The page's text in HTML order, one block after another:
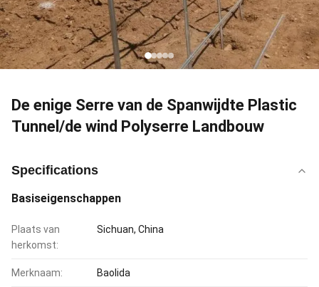
De enige Serre van de Spanwijdte Plastic
Tunnel/de wind Polyserre Landbouw
Specifications
Basiseigenschappen
Plaats van
herkomst:
Sichuan, China
Merknaam: Baolida